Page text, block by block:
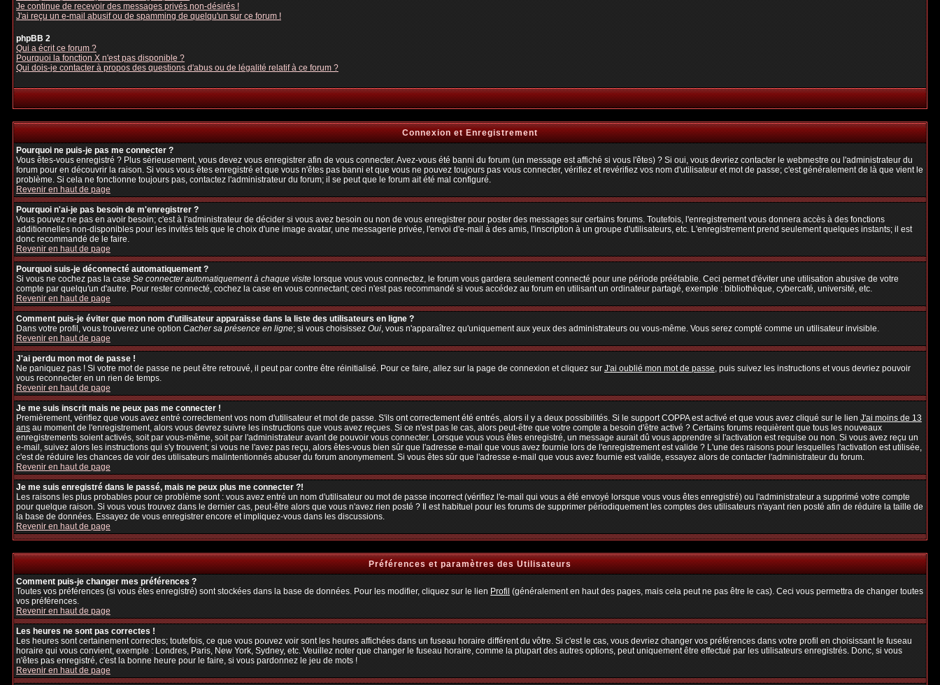
Je continue de recevoir des messages privés non-désirés !
J'ai reçu un e-mail abusif ou de spamming de quelqu'un sur ce forum !
phpBB 2
Qui a écrit ce forum ?
Pourquoi la fonction X n'est pas disponible ?
Qui dois-je contacter à propos des questions d'abus ou de légalité relatif à ce forum ?
Connexion et Enregistrement
Pourquoi ne puis-je pas me connecter ?
Vous êtes-vous enregistré ? Plus sérieusement, vous devez vous enregistrer afin de vous connecter. Avez-vous été banni du forum (un message est affiché si vous l'êtes) ? Si oui, vous devriez contacter le webmestre ou l'administrateur du
forum pour en découvrir la raison. Si vous vous êtes enregistré et que vous n'êtes pas banni et que vous ne pouvez toujours pas vous connecter, vérifiez et revérifiez vos nom d'utilisateur et mot de passe; c'est généralement de là que vient le
problème. Si cela ne fonctionne toujours pas, contactez l'administrateur du forum; il se peut que le forum ait été mal configuré.
Revenir en haut de page
Pourquoi n'ai-je pas besoin de m'enregistrer ?
Vous pouvez ne pas en avoir besoin; c'est à l'administrateur de décider si vous avez besoin ou non de vous enregistrer pour poster des messages sur certains forums. Toutefois, l'enregistrement vous donnera accès à des fonctions
additionnelles non-disponibles pour les invités tels que le choix d'une image avatar, une messagerie privée, l'envoi d'e-mail à des amis, l'inscription à un groupe d'utilisateurs, etc. L'enregistrement prend seulement quelques instants; il est
donc recommandé de le faire.
Revenir en haut de page
Pourquoi suis-je déconnecté automatiquement ?
Si vous ne cochez pas la caseSe connecter automatiquement à chaque visitelorsque vous vous connectez, le forum vous gardera seulement connecté pour une période préétablie. Ceci permet d'éviter une utilisation abusive de votre
compte par quelqu'un d'autre. Pour rester connecté, cochez la case en vous connectant; ceci n'est pas recommandé si vous accédez au forum en utilisant un ordinateur partagé, exemple : bibliothèque, cybercafé, université, etc.
Revenir en haut de page
Comment puis-je éviter que mon nom d'utilisateur apparaisse dans la liste des utilisateurs en ligne ?
Dans votre profil, vous trouverez une optionCacher sa présence en ligne; si vous choisissezOui, vous n'apparaîtrez qu'uniquement aux yeux des administrateurs ou vous-même. Vous serez compté comme un utilisateur invisible.
Revenir en haut de page
J'ai perdu mon mot de passe !
Ne paniquez pas ! Si votre mot de passe ne peut être retrouvé, il peut par contre être réinitialisé. Pour ce faire, allez sur la page de connexion et cliquez surJ'ai oublié mon mot de passe, puis suivez les instructions et vous devriez pouvoir
vous reconnecter en un rien de temps.
Revenir en haut de page
Je me suis inscrit mais ne peux pas me connecter !
Premièrement, vérifiez que vous avez entré correctement vos nom d'utilisateur et mot de passe. S'ils ont correctement été entrés, alors il y a deux possibilités. Si le support COPPA est activé et que vous avez cliqué sur le lienJ'ai moins de 13
ansau moment de l'enregistrement, alors vous devrez suivre les instructions que vous avez reçues. Si ce n'est pas le cas, alors peut-être que votre compte a besoin d'être activé ? Certains forums requièrent que tous les nouveaux
enregistrements soient activés, soit par vous-même, soit par l'administrateur avant de pouvoir vous connecter. Lorsque vous vous êtes enregistré, un message aurait dû vous apprendre si l'activation est requise ou non. Si vous avez reçu un
e-mail, suivez alors les instructions qui s'y trouvent; si vous ne l'avez pas reçu, alors êtes-vous bien sûr que l'adresse e-mail que vous avez fournie lors de l'enregistrement est valide ? L'une des raisons pour lesquelles l'activation est utilisée,
c'est de réduire les chances de voir des utilisateurs malintentionnés abuser du forum anonymement. Si vous êtes sûr que l'adresse e-mail que vous avez fournie est valide, essayez alors de contacter l'administrateur du forum.
Revenir en haut de page
Je me suis enregistré dans le passé, mais ne peux plus me connecter ?!
Les raisons les plus probables pour ce problème sont : vous avez entré un nom d'utilisateur ou mot de passe incorrect (vérifiez l'e-mail qui vous a été envoyé lorsque vous vous êtes enregistré) ou l'administrateur a supprimé votre compte
pour quelque raison. Si vous vous trouvez dans le dernier cas, peut-être alors que vous n'avez rien posté ? Il est habituel pour les forums de supprimer périodiquement les comptes des utilisateurs n'ayant rien posté afin de réduire la taille de
la base de données. Essayez de vous enregistrer encore et impliquez-vous dans les discussions.
Revenir en haut de page
Préférences et paramètres des Utilisateurs
Comment puis-je changer mes préférences ?
Toutes vos préférences (si vous êtes enregistré) sont stockées dans la base de données. Pour les modifier, cliquez sur le lienProfil(généralement en haut des pages, mais cela peut ne pas être le cas). Ceci vous permettra de changer toutes
vos préférences.
Revenir en haut de page
Les heures ne sont pas correctes !
Les heures sont certainement correctes; toutefois, ce que vous pouvez voir sont les heures affichées dans un fuseau horaire différent du vôtre. Si c'est le cas, vous devriez changer vos préférences dans votre profil en choisissant le fuseau
horaire qui vous convient, exemple : Londres, Paris, New York, Sydney, etc. Veuillez noter que changer le fuseau horaire, comme la plupart des autres options, peut uniquement être effectué par les utilisateurs enregistrés. Donc, si vous
n'êtes pas enregistré, c'est la bonne heure pour le faire, si vous pardonnez le jeu de mots !
Revenir en haut de page